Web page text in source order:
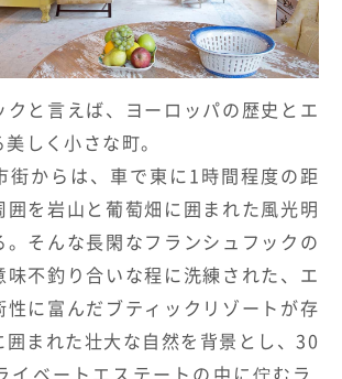
クと言えば、ヨーロッパの歴史とエ
しく小さな町。
街からは、車で東に1時間程度の距
囲を岩山と葡萄畑に囲まれた風光明
。そんな長閑なフランシュフックの
味不釣り合いな程に洗練された、エ
性に富んだブティックリゾートが存
囲まれた壮大な自然を背景とし、30
イベートエステートの中に佇むラ